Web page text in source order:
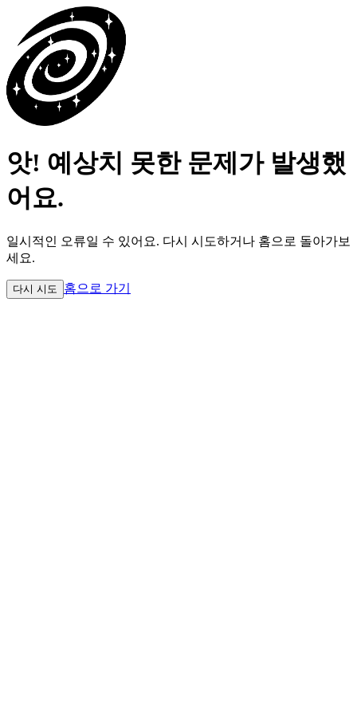
앗! 예상치 못한 문제가 발생했
어요.
일시적인 오류일 수 있어요. 다시 시도하거나 홈으로 돌아가보
세요.
다시 시도 홈으로 가기